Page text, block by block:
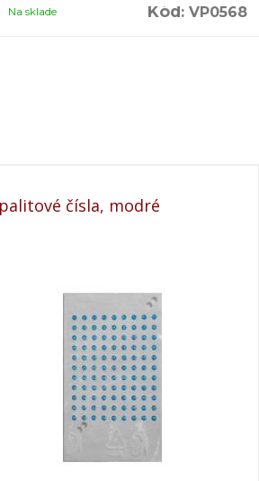
Na sklade Kód: VP0568
čísla, modré